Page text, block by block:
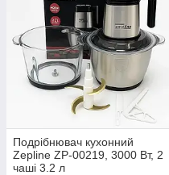
Подрібнювач кухонний
Zepline ZP-00219, 3000 Вт, 2
чаші 3.2 л